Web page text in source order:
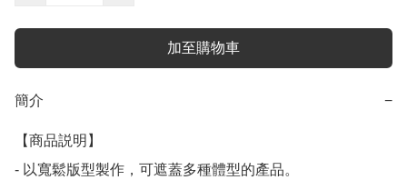
加至購物車
簡介 −
【商品説明】
- 以寬鬆版型製作，可遮蓋多種體型的產品。